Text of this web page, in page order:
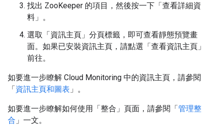
找出 ZooKeeper 的項目，然後按一下「查看詳細資
料」 。
選取「資訊主頁」 分頁標籤，即可查看靜態預覽畫
面。如果已安裝資訊主頁，請點選「查看資訊主頁」
前往。
如要進一步瞭解 Cloud Monitoring 中的資訊主頁，請參閱
「資訊主頁和圖表 」。
如要進一步瞭解如何使用「整合」 頁面，請參閱「管理整
合 」一文。